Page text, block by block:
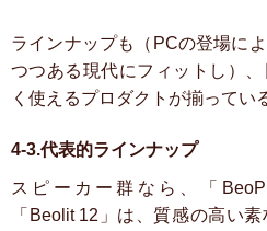
ラインナップも（PCの登場に
つつある現代にフィットし）
く使えるプロダクトが揃ってい
4-3.代表的ラインナップ
スピーカー群なら、「
「Beolit 12」は、質感の高い